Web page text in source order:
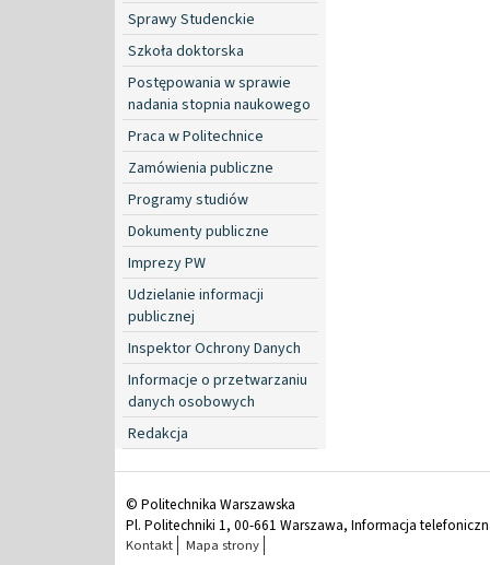
Sprawy Studenckie
Szkoła doktorska
Postępowania w sprawie
nadania stopnia naukowego
Praca w Politechnice
Zamówienia publiczne
Programy studiów
Dokumenty publiczne
Imprezy PW
Udzielanie informacji
publicznej
Inspektor Ochrony Danych
Informacje o przetwarzaniu
danych osobowych
Redakcja
© Politechnika Warszawska
Pl. Politechniki 1, 00-661 Warszawa, Informacja
Kontakt Mapa strony